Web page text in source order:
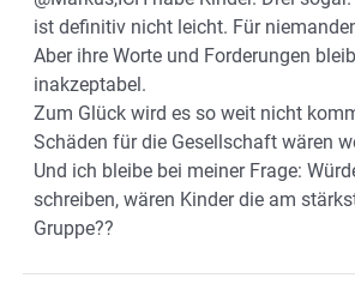
ist definitiv nicht leicht. Für
Aber ihre Worte und Forderungen
inakzeptabel.
Zum Glück wird es so weit nicht
Schäden für die Gesellschaft wären
Und ich bleibe bei meiner Frage:
schreiben, wären Kinder die am
Gruppe??